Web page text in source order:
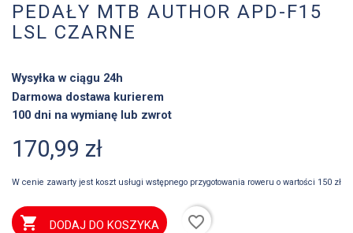
PEDAŁY MTB AUTHOR APD-F15
LSL CZARNE
Wysyłka w ciągu 24h
Darmowa dostawa kurierem
100 dni na wymianę lub zwrot
170,99 zł
W cenie zawarty jest koszt usługi wstępnego przygotowania roweru o wartości 150 zł
 DODAJ DO KOSZYKA favorite_border